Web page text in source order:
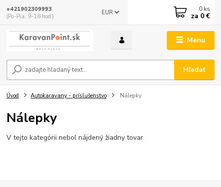
Menu
EUR
Hľadať
+421902309993
(Po-Pia, 9-18 hod.)
0 ks
za 0 €
Úvod Autokaravany - príslušenstvo Nálepky
Nálepky
V tejto kategórii nebol nájdený žiadny tovar.